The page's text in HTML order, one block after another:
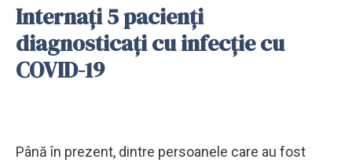
Internați 5 pacienți
diagnosticați cu infecție cu
COVID-19
Până în prezent, dintre persoanele care au fost